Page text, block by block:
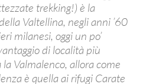
trekking!) è la
Valtellina, negli anni ’60
milanesi, oggi un po’
di località più
Valmalenco, allora come
è quella ai rifugi Carate